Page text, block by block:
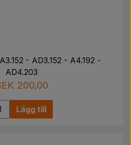
- AD3.152 - A4.192 -
AD4.203
200,00
Lägg till